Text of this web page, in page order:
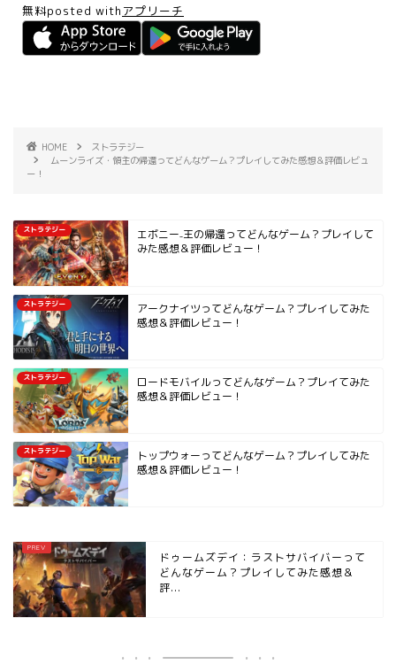
無料posted with アプリーチ
HOME
ストラテジー
ムーンライズ・領主の帰還ってどんなゲーム？プレイしてみた感想＆評価レビュ
ー！
ストラテジー
エボニー₋王の帰還ってどんなゲーム？プレイして
みた感想＆評価レビュー！
ストラテジー
アークナイツってどんなゲーム？プレイしてみた
感想＆評価レビュー！
ストラテジー
ロードモバイルってどんなゲーム？プレイてみた
感想＆評価レビュー！
ストラテジー
トップウォーってどんなゲーム？プレイしてみた
感想＆評価レビュー！
ドゥームズデイ：ラストサバイバーって
どんなゲーム？プレイしてみた感想＆
評...